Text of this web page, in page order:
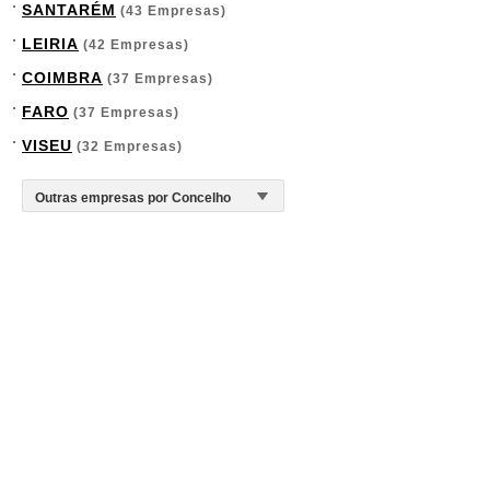
SANTARÉM (43 Empresas)
LEIRIA (42 Empresas)
COIMBRA (37 Empresas)
FARO (37 Empresas)
VISEU (32 Empresas)